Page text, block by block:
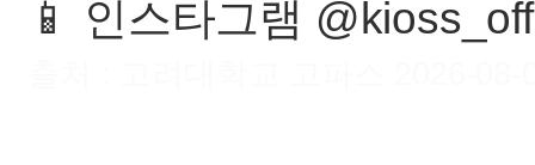
📱 인스타그램